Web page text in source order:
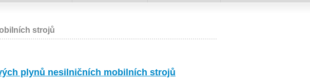
strojů
plynů nesilničních mobilních strojů